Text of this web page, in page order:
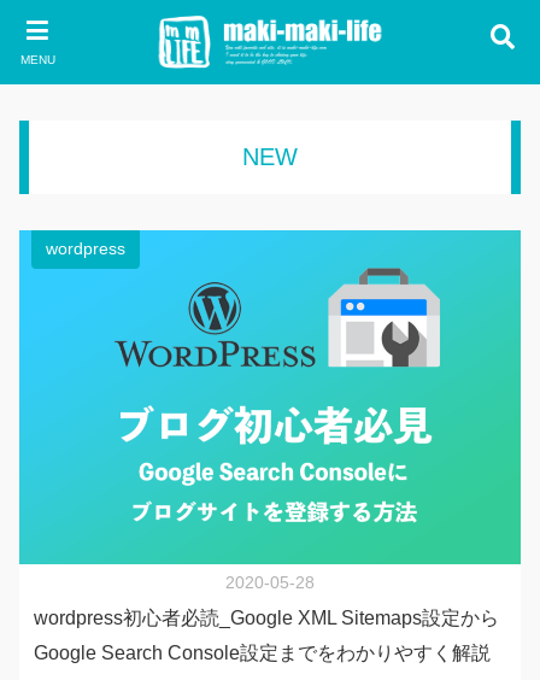
MENU
NEW
wordpress
2020-05-28
wordpress初心者必読_Google XML Sitemaps設定から
Google Search Console設定までをわかりやすく解説